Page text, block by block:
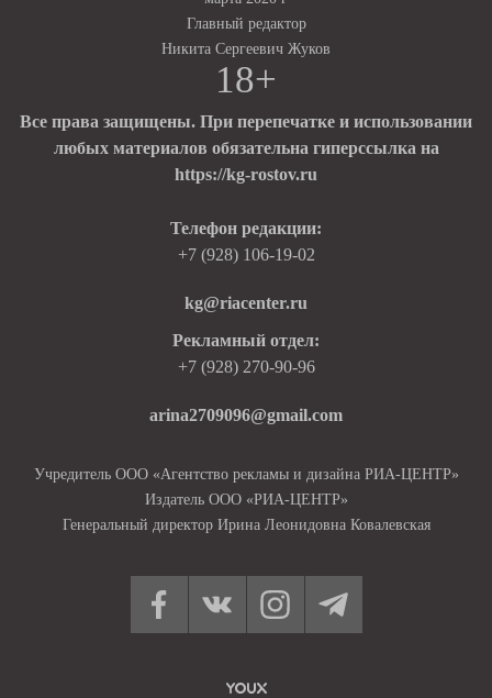
Главный редактор
Никита Сергеевич Жуков
18+
Все права защищены. При перепечатке и использовании
любых материалов обязательна гиперссылка на
https://kg-rostov.ru
Телефон редакции:
+7 (928) 106-19-02
kg@riacenter.ru
Рекламный отдел:
+7 (928) 270-90-96
arina2709096@gmail.com
Учредитель ООО «Агентство рекламы и дизайна РИА-ЦЕНТР»
Издатель ООО «РИА-ЦЕНТР»
Генеральный директор Ирина Леонидовна Ковалевская